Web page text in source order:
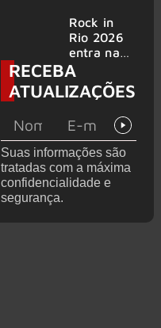
mais de 50
bandas
‘Unshatter’
e álbum ao
vivo são
anunciados
Rock in
Rio 2026
entra na
reta final
com
Cidade do
montagem
acelerada
e line-up
completo
confirmad
RECEBA
ATUALIZAÇÕES
Suas informações são
tratadas com a máxima
confidencialidade e
segurança.